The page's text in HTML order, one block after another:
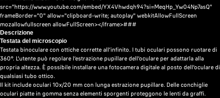
src="https://www.youtube.com/embed/YX4Vhwdqh94?si=MeqHp_Yw04Np7asQ"
frameBorder="0" allow="clipboard-write; autoplay" webkitAllowFullScreen
mozallowfullscreen allowFullScreen></iframe>###
Descrizione
Testata del microscopio
Testata binoculare con ottiche corrette all’infinito. I tubi oculari possono ruotare di
360°. L’utente può regolare l’estrazione pupillare dell’oculare per adattarla alla
propria altezza. È possibile installare una fotocamera digitale al posto dell’oculare di
qualsiasi tubo ottico.
Il kit include oculari 10x/20 mm con lunga estrazione pupillare. Delle conchiglie
oculari piatte in gomma senza elementi sporgenti proteggono le lenti da graffi.